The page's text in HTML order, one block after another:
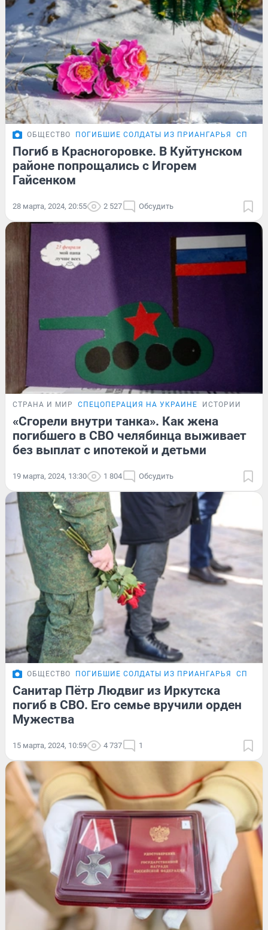
ОБЩЕСТВО ПОГИБШИЕ СОЛДАТЫ ИЗ ПРИАНГАРЬЯ
Погиб в Красногоровке. В Куйтунском
районе попрощались с Игорем
Гайсенком
28 марта, 2024, 20:55 2 527 Обсудить
СТРАНА И МИР СПЕЦОПЕРАЦИЯ НА УКРАИНЕ ИСТОРИИ
«Сгорели внутри танка». Как жена
погибшего в СВО челябинца выживает
без выплат с ипотекой и детьми
19 марта, 2024, 13:30 1 804 Обсудить
ОБЩЕСТВО ПОГИБШИЕ СОЛДАТЫ ИЗ ПРИАНГАРЬЯ
Санитар Пётр Людвиг из Иркутска
погиб в СВО. Его семье вручили орден
Мужества
15 марта, 2024, 10:59 4 737 1